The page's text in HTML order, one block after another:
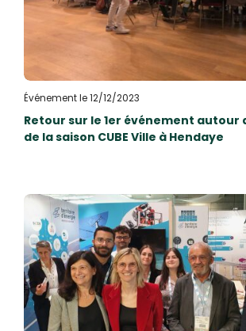
Événement le 12/12/2023
Retour sur le 1er événement autour
de la saison CUBE Ville à Hendaye